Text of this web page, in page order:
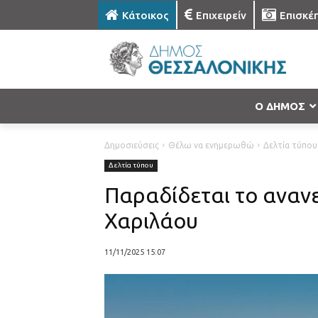
Κάτοικος Επιχειρείν
Ο ΔΗΜΟΣ
Δημοσιεύσεις Θέλω να ενημερωθώ Δελτία τύπου
Δελτία τύπου
Παραδίδεται το
Χαριλάου
11/11/2025 15:07